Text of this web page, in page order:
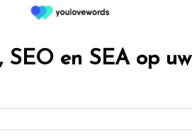
en SEA op uw